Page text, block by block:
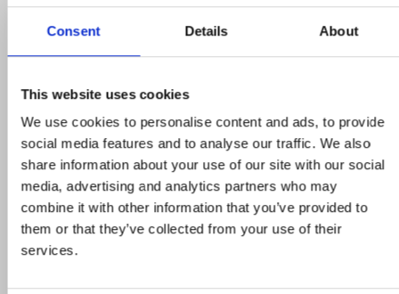
Consent Details About
This website uses cookies
We use cookies to personalise content and ads, to provide
social media features and to analyse our traffic. We also
share information about your use of our site with our social
media, advertising and analytics partners who may
combine it with other information that you’ve provided to
them or that they’ve collected from your use of their
services.
Προϊόντα σε προσφορά
Δείτε ολα τα προϊόντα μας που εχουν
προσφορά και επωφεληθείτε για τις αγορές
σας